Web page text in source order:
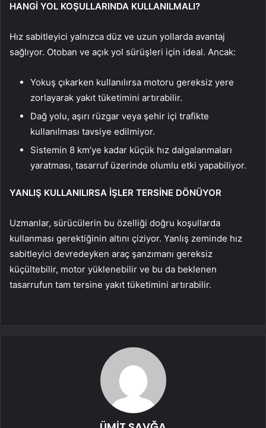
HANGİ YOL KOŞULLARINDA KULLANILMALI?
Hız sabitleyici yalnızca düz ve uzun yollarda avantaj
sağlıyor. Otoban ve açık yol sürüşleri için ideal. Ancak:
Yokuş çıkarken kullanılırsa motoru gereksiz yere
zorlayarak yakıt tüketimini artırabilir.
Dağ yolu, aşırı rüzgar veya şehir içi trafikte
kullanılması tavsiye edilmiyor.
Sistemin 8 km’ye kadar küçük hız dalgalanmaları
yaratması, tasarruf üzerinde olumlu etki yapabiliyor.
YANLIŞ KULLANILIRSA İŞLER TERSİNE DÖNÜYOR
Uzmanlar, sürücülerin bu özelliği doğru koşullarda
kullanması gerektiğinin altını çiziyor. Yanlış zeminde hız
sabitleyici devredeyken araç şanzımanı gereksiz
küçültebilir, motor yüklenebilir ve bu da beklenen
tasarrufun tam tersine yakıt tüketimini artırabilir.